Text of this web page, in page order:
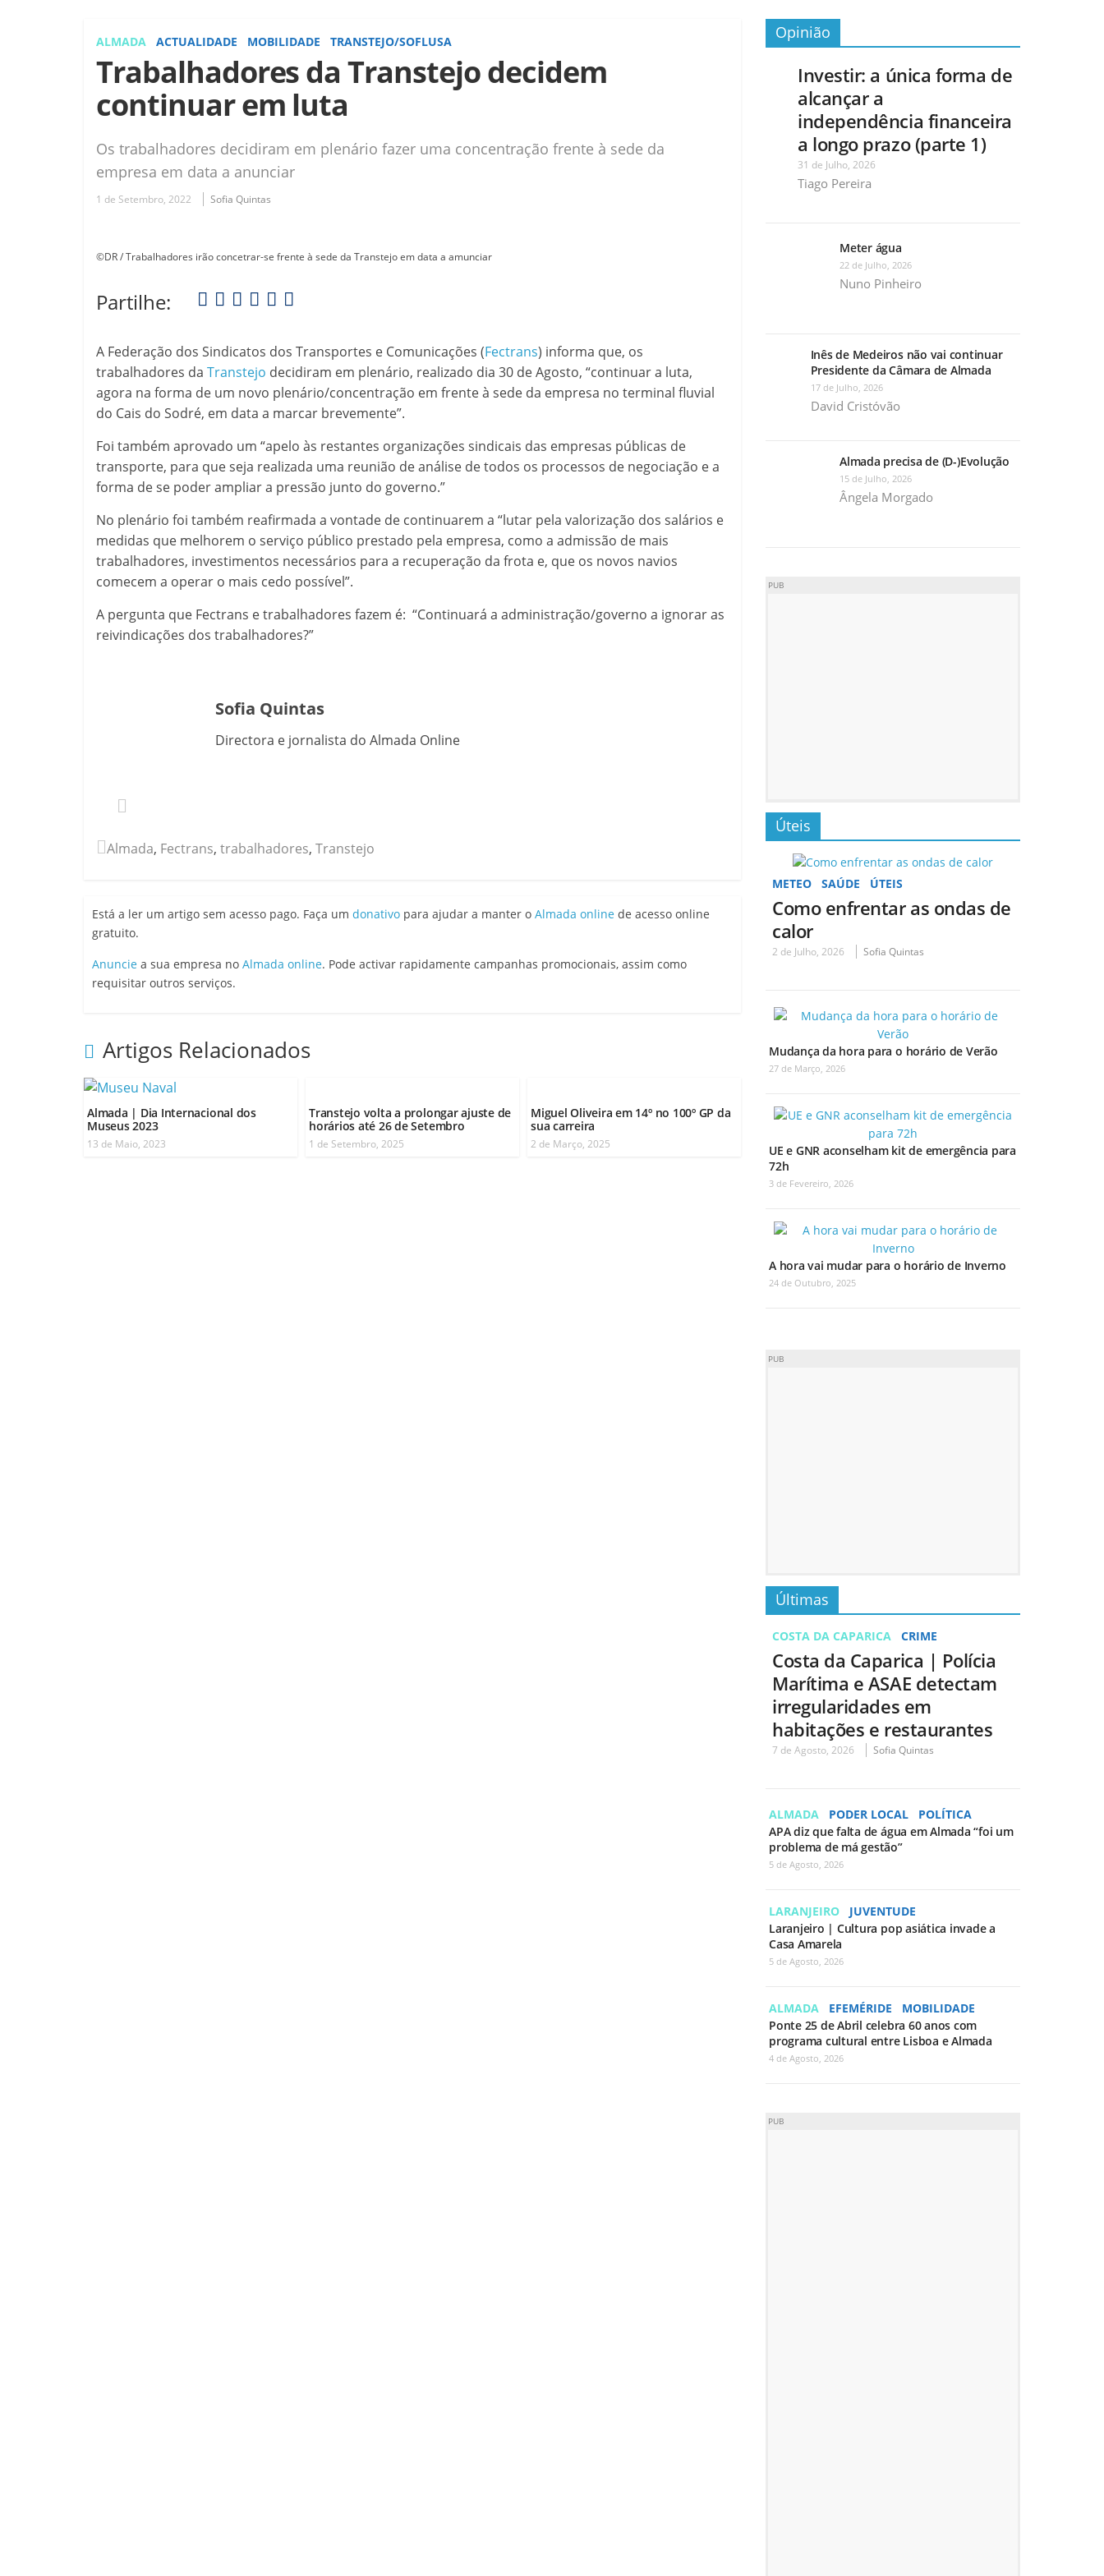
ALMADA ACTUALIDADE MOBILIDADE TRANSTEJO/SOFLUSA
Trabalhadores da Transtejo decidem
continuar em luta
Os trabalhadores decidiram em plenário fazer uma concentração frente à sede da
empresa em data a anunciar
1 de Setembro, 2022 Sofia Quintas
©DR / Trabalhadores irão concetrar-se frente à sede da Transtejo em data a amunciar
Partilhe:
A Federação dos Sindicatos dos Transportes e Comunicações (Fectrans) informa que, os
trabalhadores da Transtejo decidiram em plenário, realizado dia 30 de Agosto, “continuar a luta,
agora na forma de um novo plenário/concentração em frente à sede da empresa no terminal fluvial
do Cais do Sodré, em data a marcar brevemente”.
Foi também aprovado um “apelo às restantes organizações sindicais das empresas públicas de
transporte, para que seja realizada uma reunião de análise de todos os processos de negociação e a
forma de se poder ampliar a pressão junto do governo.”
No plenário foi também reafirmada a vontade de continuarem a “lutar pela valorização dos salários e
medidas que melhorem o serviço público prestado pela empresa, como a admissão de mais
trabalhadores, investimentos necessários para a recuperação da frota e, que os novos navios
comecem a operar o mais cedo possível”.
A pergunta que Fectrans e trabalhadores fazem é: “Continuará a administração/governo a ignorar as
reivindicações dos trabalhadores?”
Sofia Quintas
Directora e jornalista do Almada Online
Almada, Fectrans, trabalhadores, Transtejo
Está a ler um artigo sem acesso pago. Faça um donativo para ajudar a manter o Almada online de acesso online
gratuito.
Anuncie a sua empresa no Almada online. Pode activar rapidamente campanhas promocionais, assim como
requisitar outros serviços.
Artigos Relacionados
Almada | Dia Internacional dos
Museus 2023
13 de Maio, 2023
Transtejo volta a prolongar ajuste de
horários até 26 de Setembro
1 de Setembro, 2025
Miguel Oliveira em 14º no 100º GP da
sua carreira
2 de Março, 2025
Opinião
Investir: a única forma de
alcançar a
independência financeira
a longo prazo (parte 1)
31 de Julho, 2026
Tiago Pereira
Meter água
22 de Julho, 2026
Nuno Pinheiro
Inês de Medeiros não vai continuar
Presidente da Câmara de Almada
17 de Julho, 2026
David Cristóvão
Almada precisa de (D-)Evolução
15 de Julho, 2026
Ângela Morgado
PUB
Úteis
METEO SAÚDE ÚTEIS
Como enfrentar as ondas de
calor
2 de Julho, 2026 Sofia Quintas
Mudança da hora para o horário de Verão
27 de Março, 2026
UE e GNR aconselham kit de emergência para
72h
3 de Fevereiro, 2026
A hora vai mudar para o horário de Inverno
24 de Outubro, 2025
PUB
Últimas
COSTA DA CAPARICA CRIME
Costa da Caparica | Polícia
Marítima e ASAE detectam
irregularidades em
habitações e restaurantes
7 de Agosto, 2026 Sofia Quintas
ALMADA PODER LOCAL
POLÍTICA
APA diz que falta de água em Almada “foi um
problema de má gestão”
5 de Agosto, 2026
LARANJEIRO
JUVENTUDE
Laranjeiro | Cultura pop asiática invade a
Casa Amarela
5 de Agosto, 2026
ALMADA EFEMÉRIDE
MOBILIDADE
Ponte 25 de Abril celebra 60 anos com
programa cultural entre Lisboa e Almada
4 de Agosto, 2026
PUB